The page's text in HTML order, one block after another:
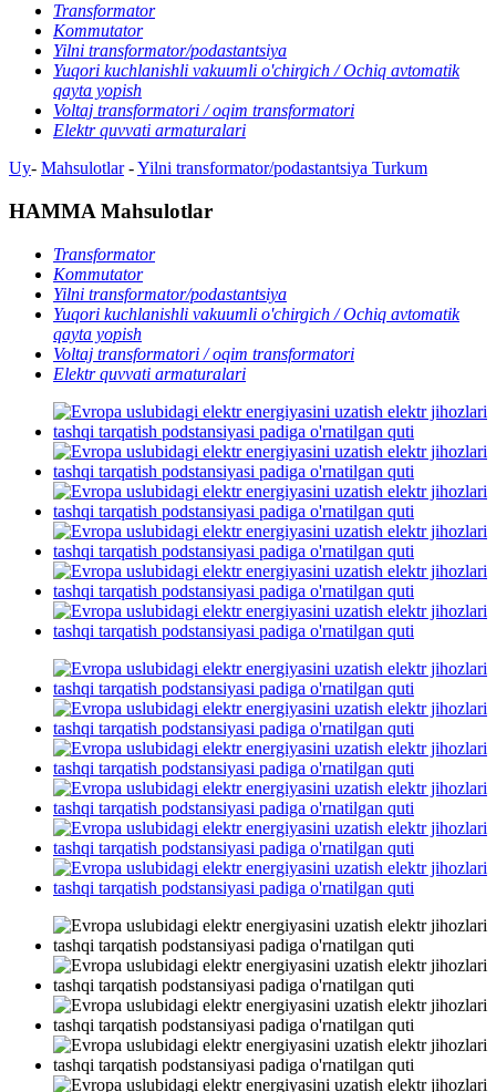
Transformator
Kommutator
Yilni transformator/podastantsiya
Yuqori kuchlanishli vakuumli o'chirgich / Ochiq avtomatik
qayta yopish
Voltaj transformatori / oqim transformatori
Elektr quvvati armaturalari
Uy- Mahsulotlar-Yilni transformator/podastantsiya Turkum
HAMMA Mahsulotlar
Transformator
Kommutator
Yilni transformator/podastantsiya
Yuqori kuchlanishli vakuumli o'chirgich / Ochiq avtomatik
qayta yopish
Voltaj transformatori / oqim transformatori
Elektr quvvati armaturalari